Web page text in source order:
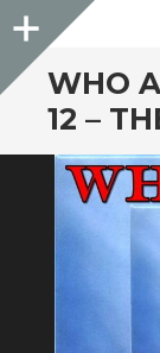
Sidebar
WHO
12 –